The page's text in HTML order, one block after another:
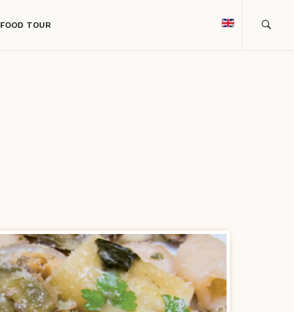
FOOD TOUR